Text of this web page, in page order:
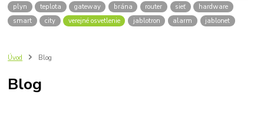
plyn
teplota gateway brána router sieť
hardware
smart
city verejné osvetlenie jablotron alarm jablonet
Úvod Blog
Blog